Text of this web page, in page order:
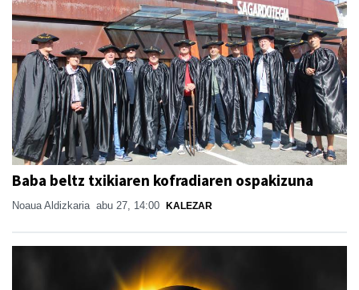
Baba beltz txikiaren kofradiaren ospakizuna
Noaua Aldizkaria abu 27, 14:00 KALEZAR